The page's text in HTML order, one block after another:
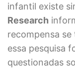
infantil existe
Research
recompensa
essa pesquisa
questionadas